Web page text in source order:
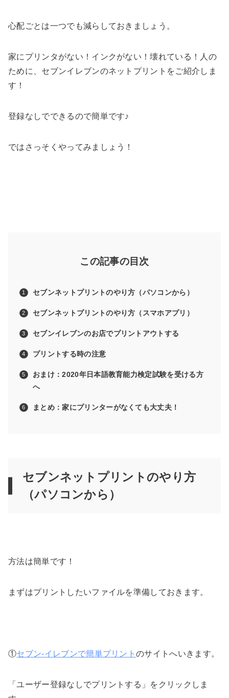
心配ごとは一つでも減らしておきましょう。
家にプリンタがない！インクがない！壊れている！人の
ために、セブンイレブンのネットプリントをご紹介しま
す！
登録なしでできるので簡単です♪
ではさっそくやってみましょう！
この記事の目次
セブンネットプリントのやり方（パソコンから）
セブンネットプリントのやり方（スマホアプリ）
セブンイレブンのお店でプリントアウトする
プリントする時の注意
おまけ：2020年日本語教育能力検定試験を受ける方
へ
まとめ：家にプリンターがなくても大丈夫！
セブンネットプリントのやり方
（パソコンから）
方法は簡単です！
まずはプリントしたいファイルを準備しておきます。
①セブン-イレブンで簡単プリントのサイトへいきます。
「ユーザー登録なしでプリントする」をクリックしま